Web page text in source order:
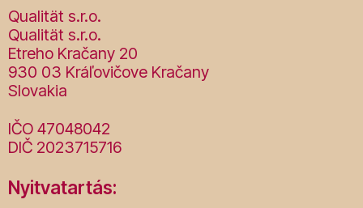
Qualität s.r.o.
Qualität s.r.o.
Etreho Kračany 20
930 03 Kráľovičove Kračany
Slovakia
IČO 47048042
DIČ 2023715716
Nyitvatartás: